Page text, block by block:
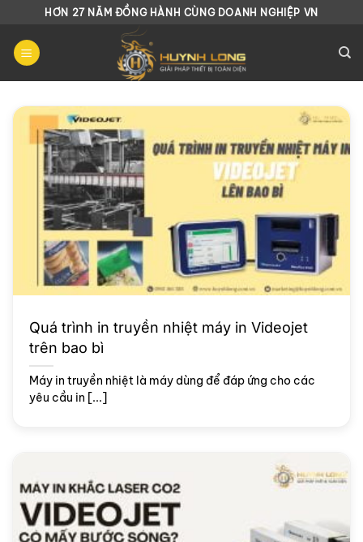
Chuyển
nội
dung
HƠN 27 NĂM ĐỒNG HÀNH CÙNG DOANH NGHIỆP VN
Quá trình in truyền nhiệt máy in Videojet
trên bao bì
Máy in truyền nhiệt là máy dùng để đáp ứng cho các
yêu cầu in [...]